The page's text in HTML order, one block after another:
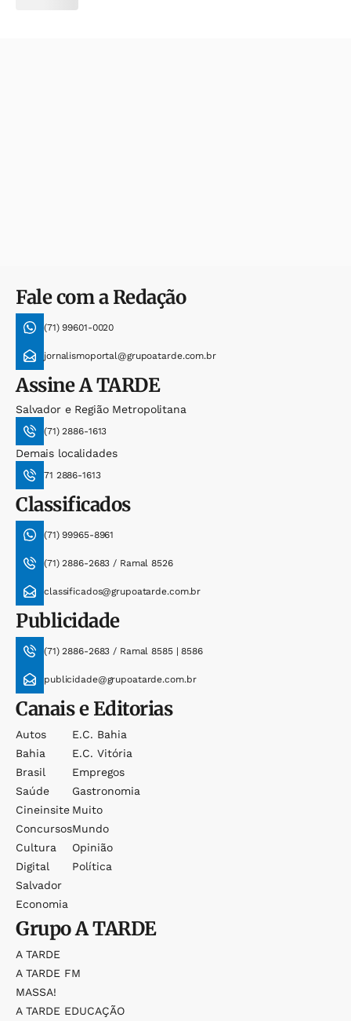
Fale com a Redação
(71) 99601-0020
jornalismoportal@grupoatarde.com.br
AssineA TARDE
Salvador e Região Metropolitana
(71) 2886-1613
Demais localidades
71 2886-1613
Classificados
(71) 99965-8961
(71) 2886-2683 / Ramal 8526
classificados@grupoatarde.com.br
Publicidade
(71) 2886-2683 / Ramal 8585 | 8586
publicidade@grupoatarde.com.br
Canais e Editorias
Autos
Bahia
Brasil
Saúde
Cineinsite
Concursos
Cultura
Digital
Salvador
Economia
E.c. Bahia
E.c. Vitória
Empregos
Gastronomia
Muito
Mundo
Opinião
Política
GrupoA TARDE
A TARDE
A TARDE FM
MASSA!
A TARDE EDUCAÇÃO